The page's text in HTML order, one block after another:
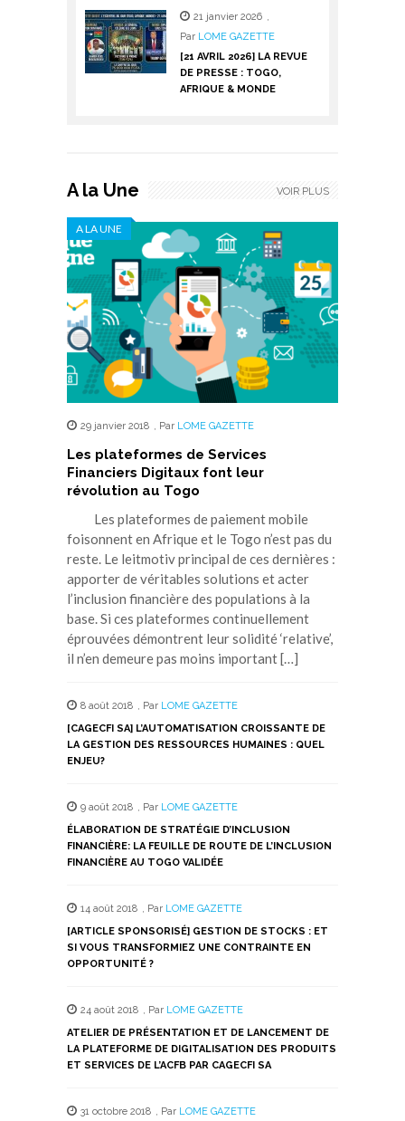
21 janvier 2026 ,
Par LOME GAZETTE
[21 AVRIL 2026] LA REVUE
DE PRESSE : TOGO,
AFRIQUE & MONDE
A la Une
A LA UNE
29 janvier 2018 , Par LOME GAZETTE
Les plateformes de Services
Financiers Digitaux font leur
révolution au Togo
Les plateformes de paiement mobile
foisonnent en Afrique et le Togo n’est pas du
reste. Le leitmotiv principal de ces dernières :
apporter de véritables solutions et acter
l’inclusion financière des populations à la
base. Si ces plateformes continuellement
éprouvées démontrent leur solidité ‘relative’,
il n’en demeure pas moins important […]
8 août 2018 , Par LOME GAZETTE
[CAGECFI SA] L’AUTOMATISATION CROISSANTE DE
LA GESTION DES RESSOURCES HUMAINES : QUEL
ENJEU?
9 août 2018 , Par LOME GAZETTE
ÉLABORATION DE STRATÉGIE D’INCLUSION
FINANCIÈRE: LA FEUILLE DE ROUTE DE L’INCLUSION
FINANCIÈRE AU TOGO VALIDÉE
14 août 2018 , Par LOME GAZETTE
[ARTICLE SPONSORISÉ] GESTION DE STOCKS : ET
SI VOUS TRANSFORMIEZ UNE CONTRAINTE EN
OPPORTUNITÉ ?
24 août 2018 , Par LOME GAZETTE
ATELIER DE PRÉSENTATION ET DE LANCEMENT DE
LA PLATEFORME DE DIGITALISATION DES PRODUITS
ET SERVICES DE L’ACFB PAR CAGECFI SA
31 octobre 2018 , Par LOME GAZETTE
VOIR PLUS